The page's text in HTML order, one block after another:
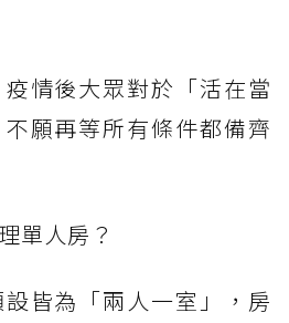
情後大眾對於「活在當
願再等所有條件都備齊
單人房？
皆為「兩人一室」，房